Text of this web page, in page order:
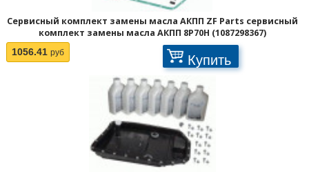
Сервисный комплект замены масла АКПП ZF Parts сервисный
комплект замены масла АКПП 8P70H (1087298367)
1056.41 руб Купить